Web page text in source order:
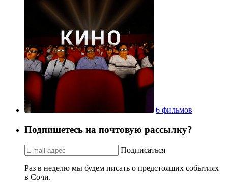
6 фильмов
Подпишетесь на почтовую рассылку?
Подписаться
Раз в неделю мы будем писать о предстоящих событиях
в Сочи.